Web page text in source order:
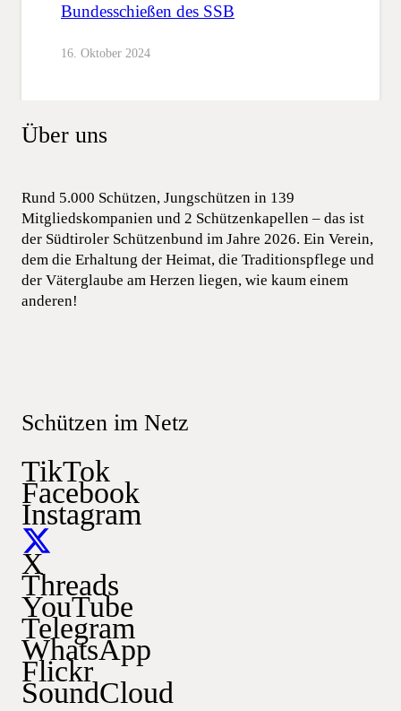
Bundesschießen des SSB
16. Oktober 2024
Über uns
Rund 5.000 Schützen, Jungschützen in 139
Mitgliedskompanien und 2 Schützenkapellen – das ist
der Südtiroler Schützenbund im Jahre 2026. Ein Verein,
dem die Erhaltung der Heimat, die Traditionspflege und
der Väterglaube am Herzen liegen, wie kaum einem
anderen!
Schützen im Netz
TikTok
Facebook
Instagram
X
Threads
YouTube
Telegram
WhatsApp
Flickr
SoundCloud